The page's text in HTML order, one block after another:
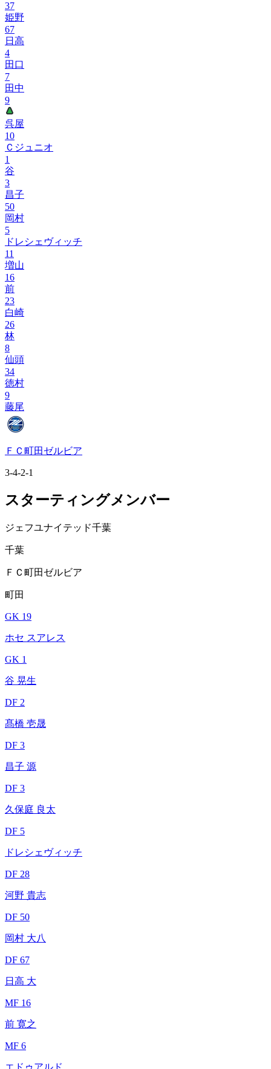
37
姫野
67
日高
4
田口
7
田中
9
呉屋
10
Ｃジュニオ
1
谷
3
昌子
50
岡村
5
ドレシェヴィッチ
11
増山
16
前
23
白崎
26
林
8
仙頭
34
徳村
9
藤尾
ＦＣ町田ゼルビア
3-4-2-1
スターティングメンバー
ジェフユナイテッド千葉
千葉
ＦＣ町田ゼルビア
町田
GK 19
ホセ スアレス
GK 1
谷 晃生
DF 2
髙橋 壱晟
DF 3
昌子 源
DF 3
久保庭 良太
DF 5
ドレシェヴィッチ
DF 28
河野 貴志
DF 50
岡村 大八
DF 67
日高 大
MF 16
前 寛之
MF 6